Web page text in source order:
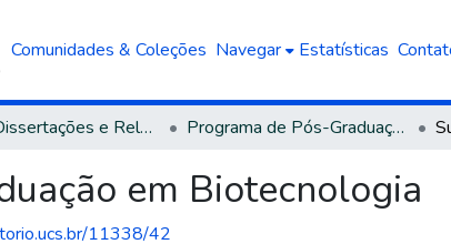
Comunidades & Coleções Navegar Estatísticas
Teses, Dissertações e Relatórios defendidos na UCS Programa de Pós-Graduação em Biotecnologia
em Biotecnologia
11338/42